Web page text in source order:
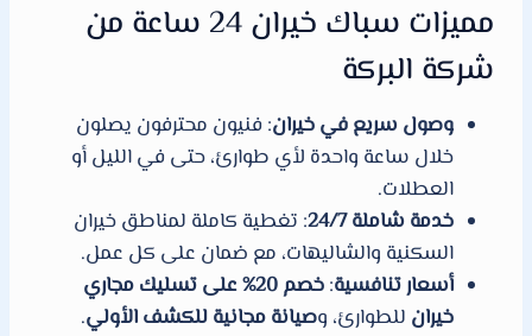
مميزات سباك خيران 24 ساعة من
شركة البركة
وصول سريع في خيران: فنيون محترفون يصلون
خلال ساعة واحدة لأي طوارئ، حتى في الليل أو
العطلات.
خدمة شاملة 24/7
: تغطية كاملة لمناطق خيران
السكنية والشاليهات، مع ضمان على كل عمل.
أسعار تنافسية:
خصم 20% على تسليك مجاري
خيران للطوارئ، وصيانة مجانية للكشف الأولي.